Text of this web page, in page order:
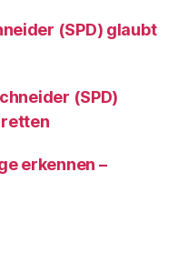
(SPD) glaubt
(SPD)
erkennen –